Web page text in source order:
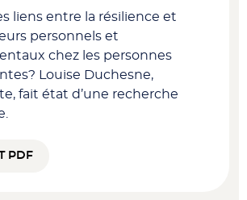
liens entre la résilience et
personnels et
chez les personnes
Louise Duchesne,
fait état d’une recherche
PDF